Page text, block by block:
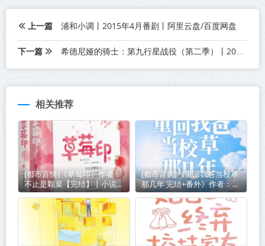
上一篇 浦和小调丨2015年4月番剧丨阿里云盘/百度网盘
下一篇 希德尼娅的骑士：第九行星战役（第二季）丨2015年4月番剧丨阿里云盘/百度网盘
相关推荐
[都市言情]《草莓印》作者：
不止是颗菜【完结】丨小说资
源百度网盘免费txt下载
[都市言情]《重回我爸当校草
那几年 完结+番外》作者：春
风榴火【完结】丨小说资源百
度网盘免费txt下载